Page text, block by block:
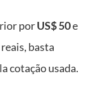
porUS$ 50e
basta
cotação usada.